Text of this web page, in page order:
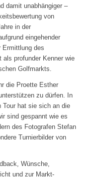
damit unabhängiger –
von
in der
eingehender
Ermittlung des
als profunder Kenner wie
Golfmarkts.
die Proette Esther
zu dürfen. In
Tour hat sie sich an die
sind gespannt wie es
des Fotografen Stefan
Turnierbilder von
Wünsche,
und zur Markt-